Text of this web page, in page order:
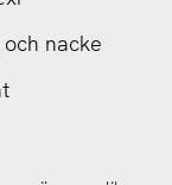
och nacke